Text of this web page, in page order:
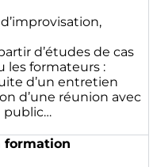
d’études de cas
les formateurs :
d’un entretien
d’une réunion avec
public…
formation